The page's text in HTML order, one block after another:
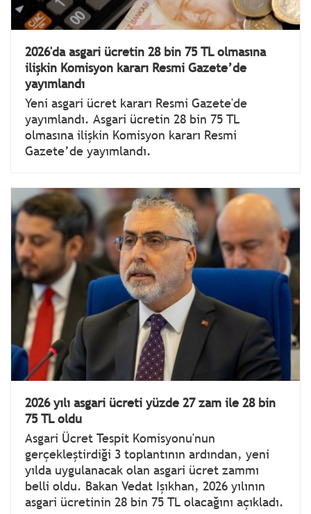
2026'da asgari ücretin 28 bin 75 TL olmasına
ilişkin Komisyon kararı Resmi Gazete’de
yayımlandı
Yeni asgari ücret kararı Resmi Gazete'de
yayımlandı. Asgari ücretin 28 bin 75 TL
olmasına ilişkin Komisyon kararı Resmi
Gazete’de yayımlandı.
2026 yılı asgari ücreti yüzde 27 zam ile 28 bin
75 TL oldu
Asgari Ücret Tespit Komisyonu'nun
gerçekleştirdiği 3 toplantının ardından, yeni
yılda uygulanacak olan asgari ücret zammı
belli oldu. Bakan Vedat Işıkhan, 2026 yılının
asgari ücretinin 28 bin 75 TL olacağını açıkladı.